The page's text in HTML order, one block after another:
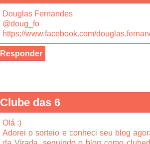
Douglas Fernandes
@doug_fo
https://www.facebook.com/
Responder
Clube das 6
Olá :)
Adorei o sorteio e conheci seu blog